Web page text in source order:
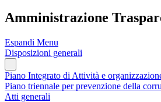
Amministrazione
Espandi Menu
Disposizioni generali
Piano Integrato di Attività e
Piano triennale per prevenzione della
Atti generali